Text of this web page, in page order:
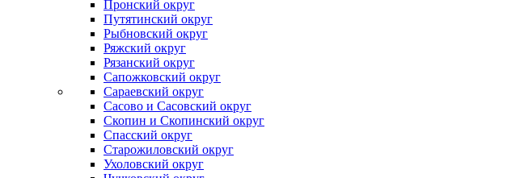
Пронский округ
Путятинский округ
Рыбновский округ
Ряжский округ
Рязанский округ
Сапожковский округ
Сараевский округ
Сасово и Сасовский округ
Скопин и Скопинский округ
Спасский округ
Старожиловский округ
Ухоловский округ